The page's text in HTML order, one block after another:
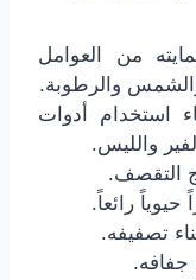
من العوامل
والشمس والرطوبة.
استخدام أدوات
والليس.
التقصف.
رائعاً.
تصفيفه.